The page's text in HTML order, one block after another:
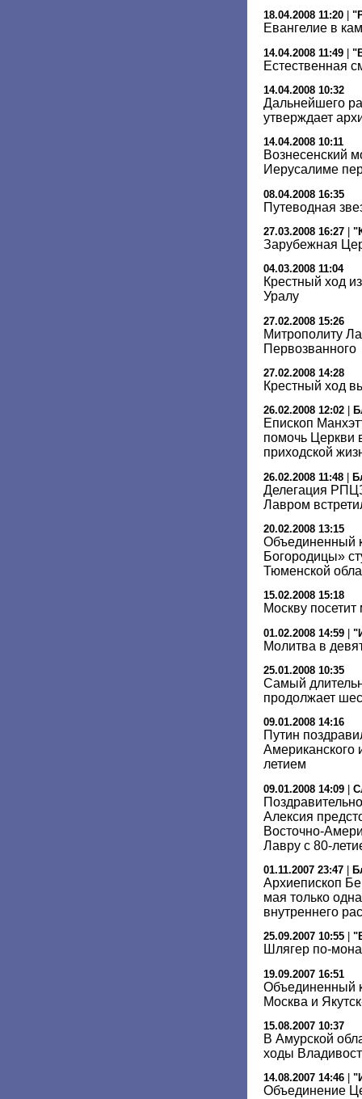
18.04.2008 11:20
Евангелие в
14.04.2008 11:49 |
Естественная
14.04.2008 10:32
Дальнейшего
утверждает
14.04.2008 10:11
Вознесенский
Иерусалиме
08.04.2008 16:35
Путеводная
27.03.2008 16:27
Зарубежная
04.03.2008 11:04
Крестный ход
Уралу
27.02.2008 15:26
Митрополиту
Первозванного
27.02.2008 14:28
Крестный ход
26.02.2008 12:02
Епископ
помочь Церкви
приходской
26.02.2008 11:48 |
Делегация
Лавром
20.02.2008 13:15
Объединенный
Богородицы»
Тюменской
15.02.2008 15:18
Москву
01.02.2008 14:59 |
Молитва в
25.01.2008 10:35
Самый
продолжает
09.01.2008 14:16
Путин
Американского
летием
09.01.2008 14:09 |
Алексия
Восточно-
Лавру с 80-
01.11.2007 23:47
Архиепископ
мая только
внутреннего
25.09.2007 10:55
Шлягер по-
19.09.2007 16:51
Объединенный
Москва и
15.08.2007 10:37
В Амурской
ходы
14.08.2007 14:46
Объединение